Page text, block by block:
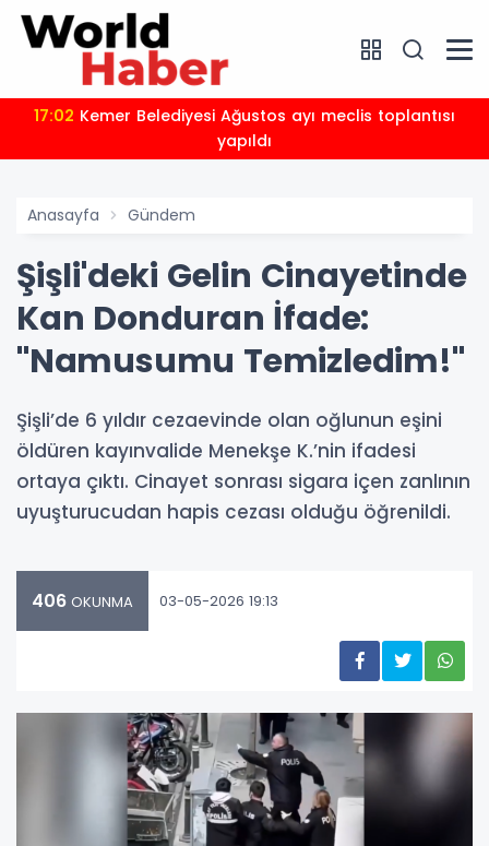
17:02
yapıldı
Anasayfa Gündem
Şişli'deki Gelin Cinayetinde
Kan Donduran İfade:
"Namusumu Temizledim!"
Şişli’de 6 yıldır cezaevinde olan oğlunun eşini
öldüren kayınvalide Menekşe K.’nin ifadesi
ortaya çıktı. Cinayet sonrası sigara içen zanlının
uyuşturucudan hapis cezası olduğu öğrenildi.
406 OKUNMA 03-05-2026 19:13